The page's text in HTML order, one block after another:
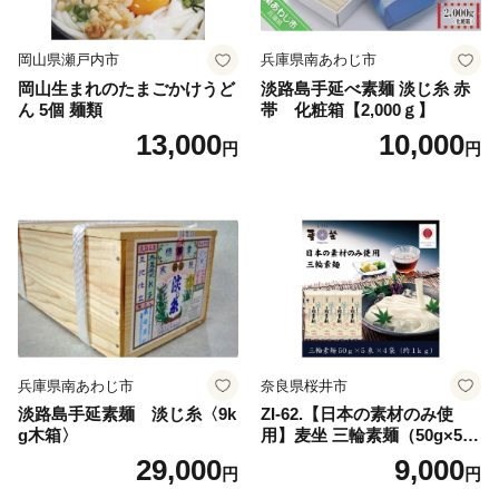
岡山県瀬戸内市
岡山生まれのたまごかけうど
ん 5個 麺類
13,000円
兵庫県南あわじ市
淡路島手延べ素麺 淡じ糸 赤
帯 化粧箱【2,000ｇ】
10,000円
兵庫県南あわじ市
淡路島手延素麺 淡じ糸〈9k
g木箱〉
29,000円
奈良県桜井市
ZI-62.【日本の素材のみ使
用】麦坐 三輪素麺（50g×5束
9,000円